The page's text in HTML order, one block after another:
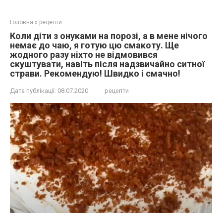
Головна » рецепти
Коли діти з онуками на порозі, а в мене нічого
немає до чаю, я готую цю смакоту. Ще
жодного разу ніхто не відмовився
скуштувати, навіть після надзвичайно ситної
страви. Рекомендую! Швидко і смачно!
Дата публікації: 08.07.2020 рецепти